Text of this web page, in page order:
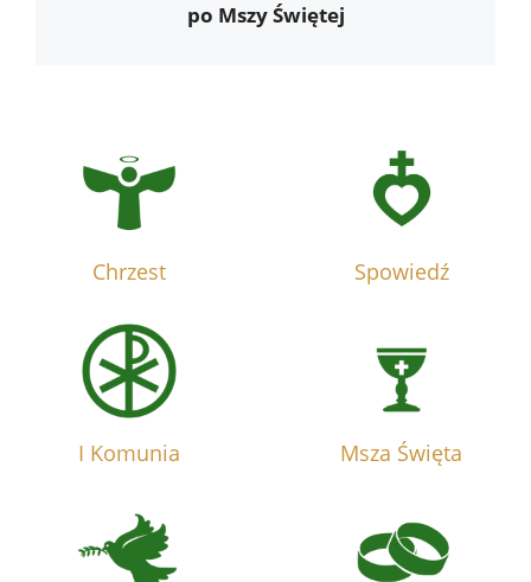
po Mszy Świętej
Chrzest Spowiedź
I Komunia Msza Święta